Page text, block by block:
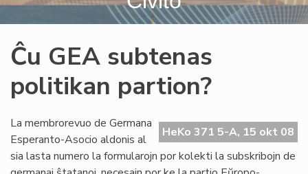
Ĉu GEA subtenas
politikan partion?
HeKo 371 5-A, 15 okt 08
La membrorevuo de Germana
Esperanto-Asocio aldonis al
sia lasta numero la formularojn por kolekti la subskribojn de